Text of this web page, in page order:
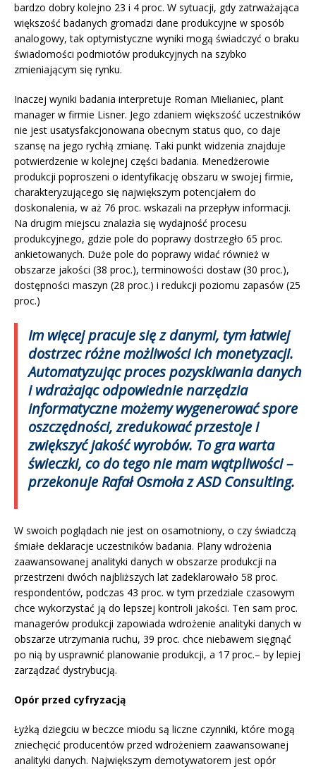
bardzo dobry kolejno 23 i 4 proc. W sytuacji, gdy zatrważająca
większość badanych gromadzi dane produkcyjne w sposób
analogowy, tak optymistyczne wyniki mogą świadczyć o braku
świadomości podmiotów produkcyjnych na szybko
zmieniającym się rynku.
Inaczej wyniki badania interpretuje Roman Mielianiec, plant
manager w firmie Lisner. Jego zdaniem większość uczestników
nie jest usatysfakcjonowana obecnym status quo, co daje
szansę na jego rychłą zmianę. Taki punkt widzenia znajduje
potwierdzenie w kolejnej części badania. Menedżerowie
produkcji poproszeni o identyfikację obszaru w swojej firmie,
charakteryzującego się największym potencjałem do
doskonalenia, w aż 76 proc. wskazali na przepływ informacji.
Na drugim miejscu znalazła się wydajność procesu
produkcyjnego, gdzie pole do poprawy dostrzegło 65 proc.
ankietowanych. Duże pole do poprawy widać również w
obszarze jakości (38 proc.), terminowości dostaw (30 proc.),
dostępności maszyn (28 proc.) i redukcji poziomu zapasów (25
proc.)
Im więcej pracuje się z danymi, tym łatwiej
dostrzec różne możliwości ich monetyzacji.
Automatyzując proces pozyskiwania danych
i wdrażając odpowiednie narzędzia
informatyczne możemy wygenerować spore
oszczędności, zredukować przestoje i
zwiększyć jakość wyrobów. To gra warta
świeczki, co do tego nie mam wątpliwości–
przekonuje Rafał Osmoła z ASD Consulting.
W swoich poglądach nie jest on osamotniony, o czy świadczą
śmiałe deklaracje uczestników badania. Plany wdrożenia
zaawansowanej analityki danych w obszarze produkcji na
przestrzeni dwóch najbliższych lat zadeklarowało 58 proc.
respondentów, podczas 43 proc. w tym przedziale czasowym
chce wykorzystać ją do lepszej kontroli jakości. Ten sam proc.
managerów produkcji zapowiada wdrożenie analityki danych w
obszarze utrzymania ruchu, 39 proc. chce niebawem sięgnąć
po nią by usprawnić planowanie produkcji, a 17 proc.– by lepiej
zarządzać dystrybucją.
Opór przed cyfryzacją
Łyżką dziegciu w beczce miodu są liczne czynniki, które mogą
zniechęcić producentów przed wdrożeniem zaawansowanej
analityki danych. Największym demotywatorem jest opór